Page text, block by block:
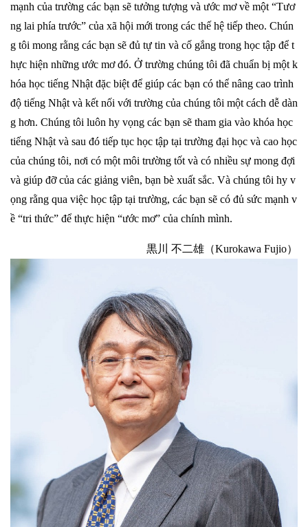
mạnh của trường các bạn sẽ tưởng tượng và ước mơ về một “Tươ
ng lai phía trước” của xã hội mới trong các thế hệ tiếp theo. Chún
g tôi mong rằng các bạn sẽ đủ tự tin và cố gắng trong học tập để t
hực hiện những ước mơ đó. Ở trường chúng tôi đã chuẩn bị một k
hóa học tiếng Nhật đặc biệt để giúp các bạn có thể nâng cao trình
độ tiếng Nhật và kết nối với trường của chúng tôi một cách dễ dàn
g hơn. Chúng tôi luôn hy vọng các bạn sẽ tham gia vào khóa học
tiếng Nhật và sau đó tiếp tục học tập tại trường đại học và cao học
của chúng tôi, nơi có một môi trường tốt và có nhiều sự mong đợi
và giúp đỡ của các giảng viên, bạn bè xuất sắc. Và chúng tôi hy v
ọng rằng qua việc học tập tại trường, các bạn sẽ có đủ sức mạnh v
ề “tri thức” để thực hiện “ước mơ” của chính mình.
黒川 不二雄（Kurokawa Fujio）